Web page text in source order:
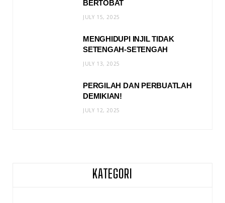
BERTOBAT
JULY 15, 2025
MENGHIDUPI INJIL TIDAK
SETENGAH-SETENGAH
JULY 13, 2025
PERGILAH DAN PERBUATLAH
DEMIKIAN!
JULY 12, 2025
KATEGORI